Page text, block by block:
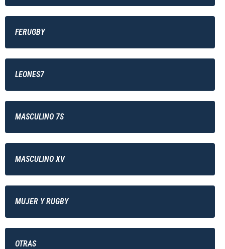
FERUGBY
LEONES7
MASCULINO 7S
MASCULINO XV
MUJER Y RUGBY
OTRAS